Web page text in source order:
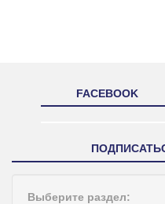
FACEBOOK
Выберите раздел: